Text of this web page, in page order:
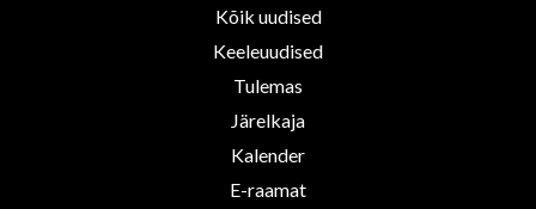
Kõik uudised
Keeleuudised
Tulemas
Järelkaja
Kalender
E-raamat